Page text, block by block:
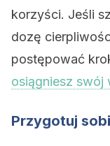
korzyści. Jeśli
dozę
postępować
osiągniesz swój
Przygotuj